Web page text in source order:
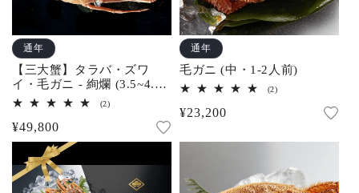
通年
【三大蟹】タラバ・ズワ
イ・毛ガニ - 絢爛 (3.5~4.5
人前)
(2)2
通
常
価
格
¥49,800
通年
毛ガニ (中・1-2人前)
(2)2
数
計
通
¥23,200